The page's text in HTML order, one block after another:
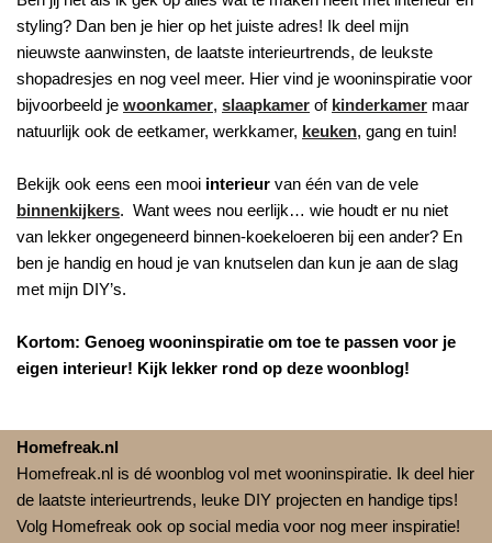
styling? Dan ben je hier op het juiste adres! Ik deel mijn
nieuwste aanwinsten, de laatste interieurtrends, de leukste
shopadresjes en nog veel meer. Hier vind je wooninspiratie voor
bijvoorbeeld je woonkamer, slaapkamer of kinderkamer maar
natuurlijk ook de eetkamer, werkkamer, keuken, gang en tuin!
Bekijk ook eens een mooi interieur van één van de vele
binnenkijkers. Want wees nou eerlijk… wie houdt er nu niet
van lekker ongegeneerd binnen-koekeloeren bij een ander? En
ben je handig en houd je van knutselen dan kun je aan de slag
met mijn DIY’s.
Kortom: Genoeg wooninspiratie om toe te passen voor je
eigen interieur! Kijk lekker rond op deze woonblog!
Homefreak.nl
Homefreak.nl is dé woonblog vol met wooninspiratie. Ik deel hier
de laatste interieurtrends, leuke DIY projecten en handige tips!
Volg Homefreak ook op social media voor nog meer inspiratie!